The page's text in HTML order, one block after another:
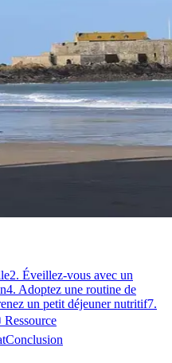
2. Éveillez-vous avec un
4. Adoptez une routine de
un petit déjeuner nutritif7.
Ressource
Conclusion